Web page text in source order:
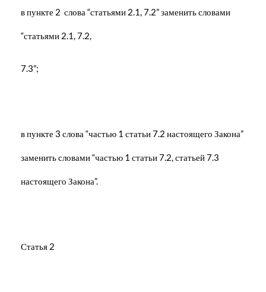
в пункте 2 слова “статьями 2.1, 7.2” заменить словами
“статьями 2.1, 7.2,
7.3”;
в пункте 3 слова “частью 1 статьи 7.2 настоящего Закона”
заменить словами “частью 1 статьи 7.2, статьей 7.3
настоящего Закона”.
Статья 2